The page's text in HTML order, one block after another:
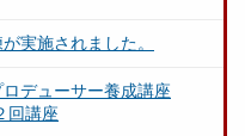
実施されました。
デューサー養成講座
回講座